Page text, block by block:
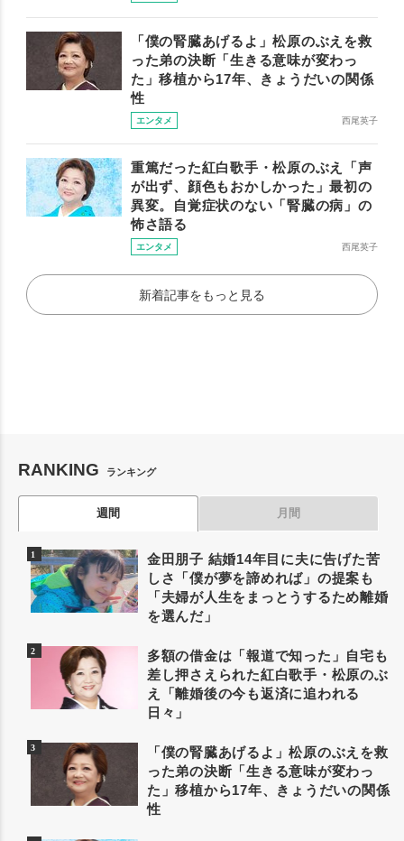
「僕の腎臓あげるよ」松原のぶえを救
った弟の決断「生きる意味が変わっ
た」移植から17年、きょうだいの関係
性
エンタメ 西尾英子
重篤だった紅白歌手・松原のぶえ「声
が出ず、顔色もおかしかった」最初の
異変。自覚症状のない「腎臓の病」の
怖さ語る
エンタメ 西尾英子
新着記事をもっと見る
RANKING ランキング
週間 月間
金田朋子 結婚14年目に夫に告げた苦
しさ「僕が夢を諦めれば」の提案も
「夫婦が人生をまっとうするため離婚
を選んだ」
多額の借金は「報道で知った」自宅も
差し押さえられた紅白歌手・松原のぶ
え「離婚後の今も返済に追われる
日々」
「僕の腎臓あげるよ」松原のぶえを救
った弟の決断「生きる意味が変わっ
た」移植から17年、きょうだいの関係
性